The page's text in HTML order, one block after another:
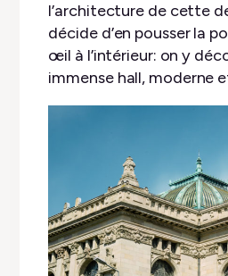
l’architecture de cette
décide d’en pousser la
œil à l’intérieur: on y
immense hall, moderne